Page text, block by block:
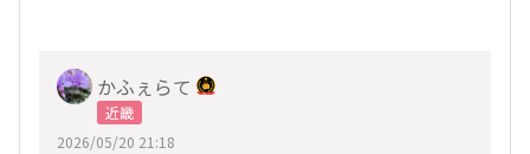
かふぇらて
近畿
2026/05/20 21:18